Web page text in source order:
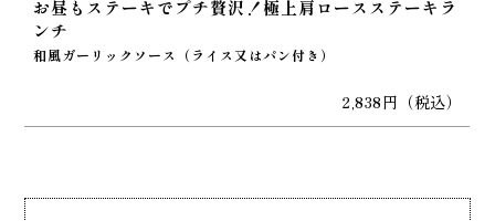
お昼もステーキでプチ贅沢！極上肩ロースステーキラ
ンチ
和風ガーリックソース（ライス又はパン付き）
2,838円（税込）